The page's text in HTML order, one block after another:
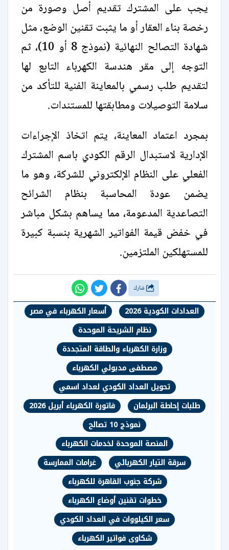
يجب على المشترك تقديم أصل وصورة من
رخصة بناء العقار أو ما يثبت تقنين الوضع، مثل
شهادة التصالح النهائية (نموذج 8 أو 10)، ثم
التوجه إلى مقر هندسة الكهرباء التابع لها
لتقديم طلب رسمي بالمعاينة الفنية للتأكد من
سلامة التوصيلات ومطابقتها للمستندات.
بمجرد اعتماد المعاينة، يتم اتخاذ الإجراءات
الإدارية لاستبدال الرقم الكودي باسم المشترك
الفعلي على النظام الإلكتروني للشركة، وهو ما
يضمن عودة المحاسبة بنظام الشرائح
التصاعدية المدعومة، مما يساهم بشكل مباشر
في خفض قيمة الفواتير الشهرية بنسبة كبيرة
للمستهلكين الملتزمين.
العدادات الكودية 2026
أسعار الكهرباء في مصر
نظام الشريحة الموحدة
وزارة الكهرباء والطاقة المتجددة
مصطفى مدبولي الكهرباء
تحويل العداد الكودي لعداد اسمي
طلبات إحاطة البرلمان
فاتورة الكهرباء أبريل 2026
نموذج 10 تصالح
المنصة الموحدة لخدمات الكهرباء
سرقة التيار الكهربائي
غرامات الممارسة
شركة جنوب القاهرة للكهرباء
خطوات تقنين أوضاع الكهرباء
سعر الكيلووات في العداد الكودي
شكاوى فواتير الكهرباء